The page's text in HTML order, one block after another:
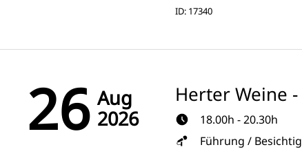
ID: 17340
26 Aug
2026
Herter Weine
18.00h - 20.30h
Führung /